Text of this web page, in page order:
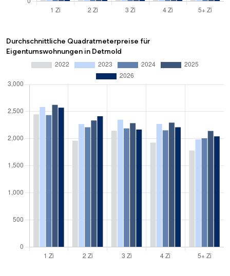
Durchschnittliche Quadratmeterpreise für
Eigentumswohnungen in Detmold